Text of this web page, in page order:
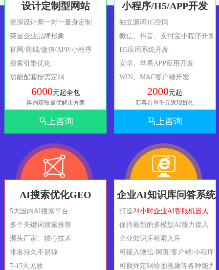
设计定制型网站
资深设计师一对一量身定制
突显企业品牌形象
官网/商城/微信/APP/小程序
搜索引擎优化
功能配套按需定制
6000元起全包
咨询获取最优解决方案
马上咨询
小程序/H5/APP开发
独立源码1G空间
微信、抖音、支付宝小程序开发
H5应用系统开发
安卓、苹果APP应用开发
WIN、MAC客户端开发
2000元起
新客首单千元返现好礼
马上咨询
AI搜索优化GEO
5大国内AI搜索平台
多个关键词搜索推荐
源头厂家、核心技术
排名持久不易掉
7-15天见效
企业AI知识库问答系统
打造24小时企业AI客服机器人
保持最新的多模型AI能力接入
企业知识库检索入库
可接入微信/网页/客户端/小程序
可额外定制绘图视频等各种能力